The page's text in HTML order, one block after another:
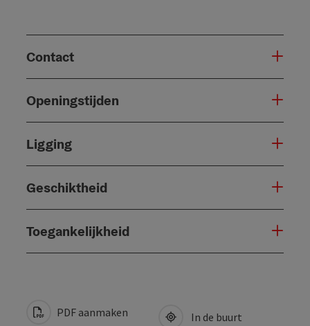
Contact
Openingstijden
Ligging
Geschiktheid
Toegankelijkheid
PDF aanmaken In de buurt